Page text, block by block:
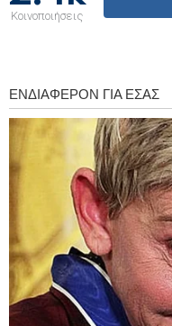
Κοινοποιήσεις